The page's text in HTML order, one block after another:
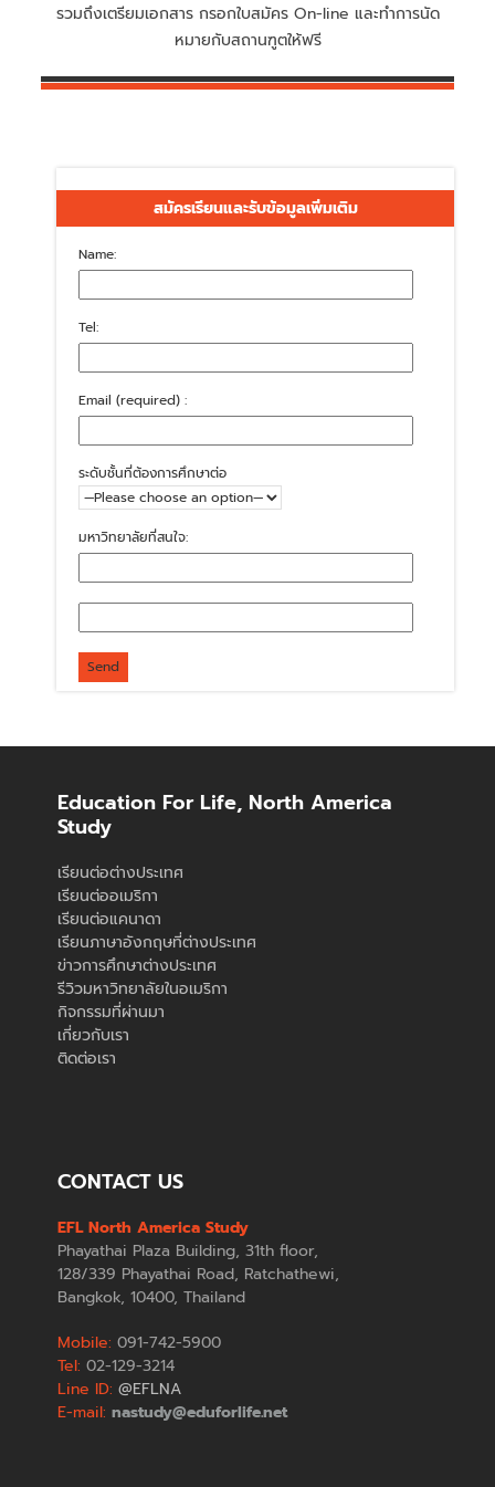
รวมถึงเตรียมเอกสาร กรอกใบสมัคร On-line และทำการนัด
หมายกับสถานฑูตให้ฟรี
สมัครเรียนและรับข้อมูลเพิ่มเติม
Name:
Tel:
Email (required) :
ระดับชั้นที่ต้องการศึกษาต่อ
มหาวิทยาลัยที่สนใจ:
Education For Life, North America
Study
เรียนต่อต่างประเทศ
เรียนต่ออเมริกา
เรียนต่อแคนาดา
เรียนภาษาอังกฤษที่ต่างประเทศ
ข่าวการศึกษาต่างประเทศ
รีวิวมหาวิทยาลัยในอเมริกา
กิจกรรมที่ผ่านมา
เกี่ยวกับเรา
ติดต่อเรา
CONTACT US
EFL North America Study
Phayathai Plaza Building, 31th floor,
128/339 Phayathai Road, Ratchathewi,
Bangkok, 10400, Thailand
Mobile: 091-742-5900
Tel: 02-129-3214
Line ID: @EFLNA
E-mail: nastudy@eduforlife.net